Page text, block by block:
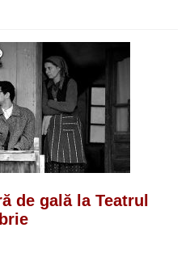
de gală la Teatrul